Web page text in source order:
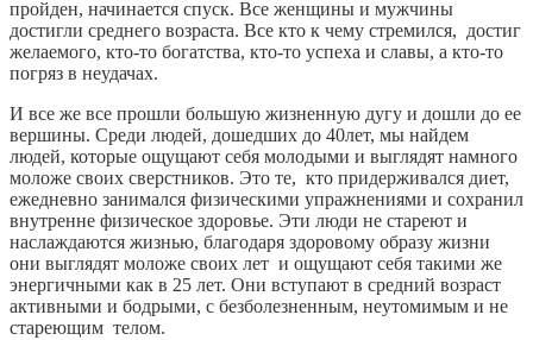
пройден, начинается спуск. Все женщины и мужчины
достигли среднего возраста. Все кто к чему стремился, достиг
желаемого, кто-то богатства, кто-то успеха и славы, а кто-то
погряз в неудачах.
И все же все прошли большую жизненную дугу и дошли до ее
вершины. Среди людей, дошедших до 40лет, мы найдем
людей, которые ощущают себя молодыми и выглядят намного
моложе своих сверстников. Это те, кто придерживался диет,
ежедневно занимался физическими упражнениями и сохранил
внутренне физическое здоровье. Эти люди не стареют и
наслаждаются жизнью, благодаря здоровому образу жизни
они выглядят моложе своих лет и ощущают себя такими же
энергичными как в 25 лет. Они вступают в средний возраст
активными и бодрыми, с безболезненным, неутомимым и не
стареющим телом.